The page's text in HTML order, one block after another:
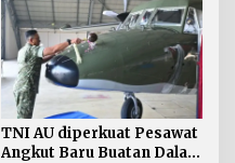
TNI AU diperkuat Pesawat
Angkut Baru Buatan Dalam